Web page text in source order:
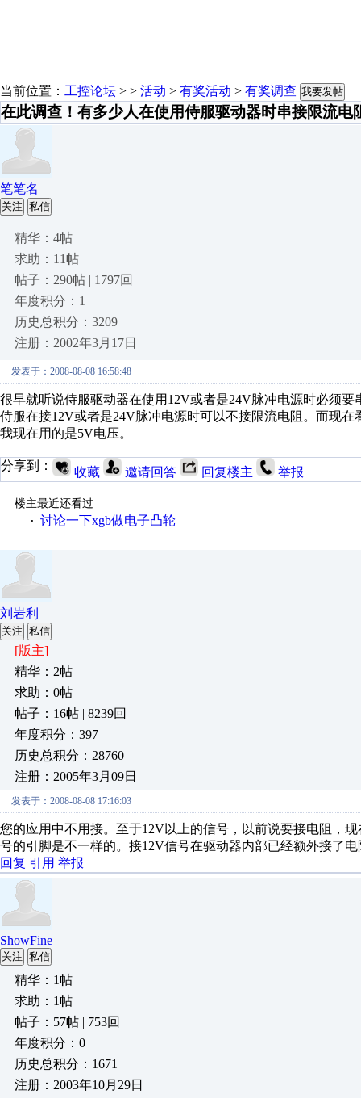
当前位置： 工控论坛 > > 活动 > 有奖活动 > 有奖调查 我要发帖
在此调查！有多少人在使用侍服驱动器时串接限流电
笔笔名
关注 私信
精华：4帖
求助：11帖
帖子：290帖 | 1797回
年度积分：1
历史总积分：3209
注册：2002年3月17日
发表于：2008-08-08 16:58:48
很早就听说侍服驱动器在使用12V或者是24V脉冲电源时必须
侍服在接12V或者是24V脉冲电源时可以不接限流电阻。而现
我现在用的是5V电压。
分享到： 收藏 邀请回答 回复楼主 举报
楼主最近还看过
· 讨论一下xgb做电子凸轮
刘岩利
关注 私信
[版主]
精华：2帖
求助：0帖
帖子：16帖 | 8239回
年度积分：397
历史总积分：28760
注册：2005年3月09日
发表于：2008-08-08 17:16:03
您的应用中不用接。至于12V以上的信号，以前说要接电阻，
号的引脚是不一样的。接12V信号在驱动器内部已经额外接了电
回复 引用 举报
ShowFine
关注 私信
精华：1帖
求助：1帖
帖子：57帖 | 753回
年度积分：0
历史总积分：1671
注册：2003年10月29日